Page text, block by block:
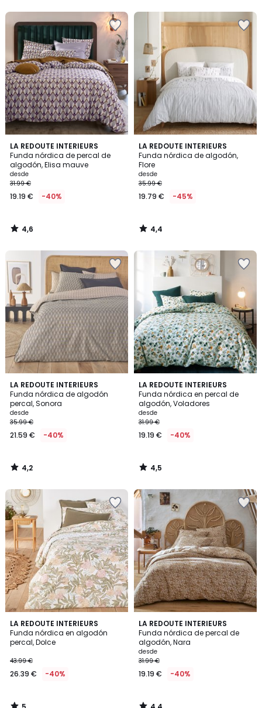
LA REDOUTE INTERIEURS
Funda nórdica de percal de
algodón, Elisa mauve
desde
31.99 €
19.19 € -40%
4,6
/ 5
4,6
/
LA REDOUTE INTERIEURS
Funda nórdica de algodón,
Flore
desde
35.99 €
19.79 € -45%
4,4
/ 5
4,4
/
LA REDOUTE INTERIEURS
Funda nórdica de algodón
percal, Sonora
desde
35.99 €
21.59 € -40%
4,2
/ 5
4,2
/
LA REDOUTE INTERIEURS
Funda nórdica en percal de
algodón, Voladores
desde
31.99 €
19.19 € -40%
4,5
/ 5
4,5
/
LA REDOUTE INTERIEURS
Funda nórdica en algodón
percal, Dolce
43.99 €
26.39 € -40%
5
/
5
LA REDOUTE INTERIEURS
Funda nórdica de percal de
algodón, Nara
desde
31.99 €
19.19 € -40%
4,4
/ 5